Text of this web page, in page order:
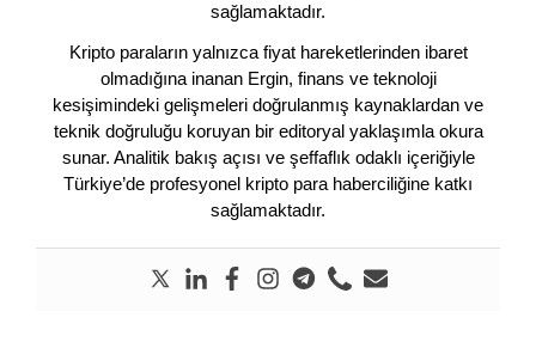
sağlamaktadır.
Kripto paraların yalnızca fiyat hareketlerinden ibaret
olmadığına inanan Ergin, finans ve teknoloji
kesişimindeki gelişmeleri doğrulanmış kaynaklardan ve
teknik doğruluğu koruyan bir editoryal yaklaşımla okura
sunar. Analitik bakış açısı ve şeffaflık odaklı içeriğiyle
Türkiye’de profesyonel kripto para haberciliğine katkı
sağlamaktadır.